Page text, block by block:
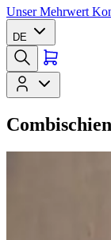
Unser Mehrwert
DE